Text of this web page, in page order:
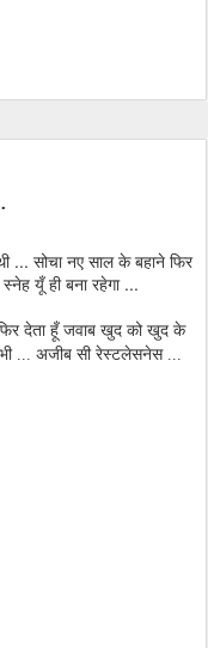
... सोचा नए साल के बहाने फिर
यूँ ही बना रहेगा ...
देता हूँ जवाब खुद को खुद के
भी ... अजीब सी रेस्टलेसनेस ...